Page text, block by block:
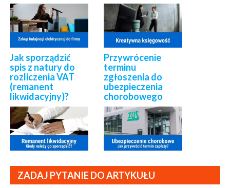
Jak sporządzić
spis z natury do
rozliczenia VAT
(remanent
likwidacyjny)?
Przywrócenie
terminu
zgłoszenia do
ubezpieczenia
chorobowego
ZADAJ PYTANIE DO ARTYKUŁU